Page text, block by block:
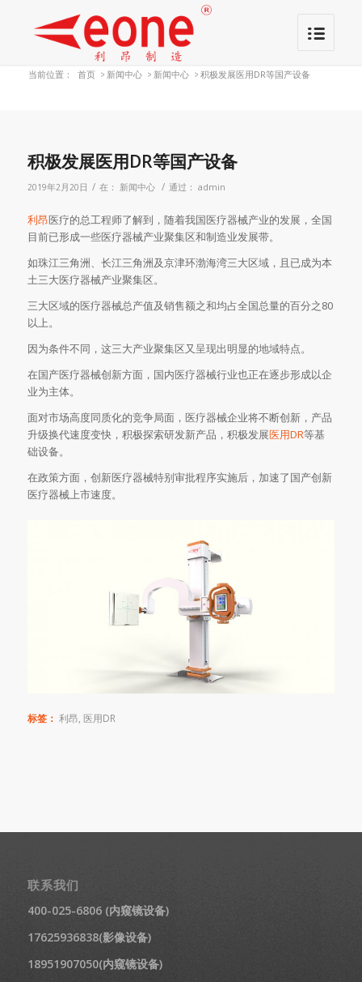
当前位置： 首页 > 新闻中心 > 新闻中心 > 积极发展医用DR等国产设备
积极发展医用DR等国产设备
2019年2月20日 / 在： 新闻中心 / 通过： admin
利昂医疗的总工程师了解到，随着我国医疗器械产业的发展，全国
目前已形成一些医疗器械产业聚集区和制造业发展带。
如珠江三角洲、长江三角洲及京津环渤海湾三大区域，且已成为本
土三大医疗器械产业聚集区。
三大区域的医疗器械总产值及销售额之和均占全国总量的百分之80
以上。
因为条件不同，这三大产业聚集区又呈现出明显的地域特点。
在国产医疗器械创新方面，国内医疗器械行业也正在逐步形成以企
业为主体。
面对市场高度同质化的竞争局面，医疗器械企业将不断创新，产品
升级换代速度变快，积极探索研发新产品，积极发展医用DR等基
础设备。
在政策方面，创新医疗器械特别审批程序实施后，加速了国产创新
医疗器械上市速度。
标签： 利昂, 医用DR
联系我们
400-025-6806 (内窥镜设备)
17625936838(影像设备)
18951907050(内窥镜设备)